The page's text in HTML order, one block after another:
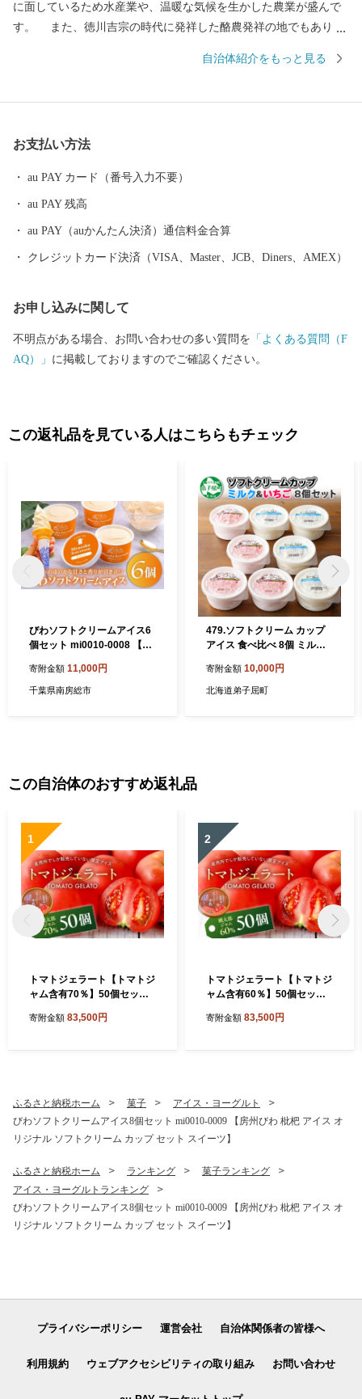
に面しているため水産業や、温暖な気候を生かした農業が盛んで
す。 また、徳川吉宗の時代に発祥した酪農発祥の地でもありま
わびは全国の市場を通じて食卓や料理店を賑わせています。 地元
治42年以来、天皇・皇后両陛下に献上が続いている最高級の枇杷
などもあります。 皆様からいただいたご寄附は、子ども医療費
自治体紹介をもっと見る
お支払い方法
au PAY カード（番号入力不要）
au PAY 残高
au PAY（auかんたん決済）通信料金合算
クレジットカード決済（VISA、Master、JCB、Diners、AMEX）
お申し込みに関して
不明点がある場合、お問い合わせの多い質問を 「よくある質問（F
AQ）」 に掲載しておりますのでご確認ください。
この返礼品を見ている人はこちらもチェック
びわソフトクリームアイス6
個セット mi0010-0008 【房
ル ソフトクリーム カップ セ
ット スイーツ】
寄附金額 11,000円
千葉県南房総市
479.ソフトクリーム カップ
アイス 食べ比べ 8個 ミルク
手作り 北海道 弟子屈町
寄附金額 10,000円
北海道弟子屈町
この自治体のおすすめ返礼品
1
トマトジェラート【トマトジ
ャム含有70％】50個セット
ェラート トマトジャム 含有
寄附金額 83,500円
2
トマトジェラート【トマトジ
ャム含有60％】50個セット
ェラート トマトジャム 含有
寄附金額 83,500円
ふるさと納税ホーム 菓子
アイス・ヨーグルト
びわソフトクリームアイス8個セット mi0010-0009 【房州びわ 枇杷 アイス オ
リジナル ソフトクリーム カップ セット スイーツ】
ふるさと納税ホーム ランキング
菓子ランキング
アイス・ヨーグルトランキング
びわソフトクリームアイス8個セット mi0010-0009 【房州びわ 枇杷 アイス オ
リジナル ソフトクリーム カップ セット スイーツ】
プライバシーポリシー 運営会社 自治体関係者の皆様へ
利用規約 ウェブアクセシビリティの取り組み お問い合わせ